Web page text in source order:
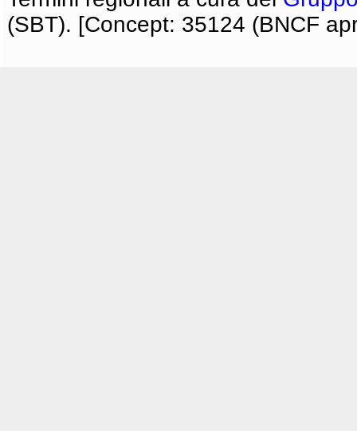
(SBT). [Concept: 35124 (BNCF